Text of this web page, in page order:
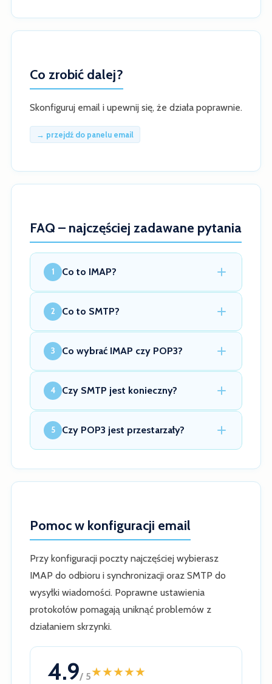
Co zrobić dalej?
Skonfiguruj email i upewnij się, że działa poprawnie.
→ przejdź do panelu email
FAQ – najczęściej zadawane pytania
1 Co to IMAP?
2 Co to SMTP?
3 Co wybrać IMAP czy POP3?
4 Czy SMTP jest konieczny?
5 Czy POP3 jest przestarzały?
Pomoc w konfiguracji email
Przy konfiguracji poczty najczęściej wybierasz
IMAP do odbioru i synchronizacji oraz SMTP do
wysyłki wiadomości. Poprawne ustawienia
protokołów pomagają uniknąć problemów z
działaniem skrzynki.
4.9/ 5★★★★★